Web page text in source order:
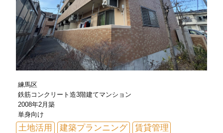
練馬区
鉄筋コンクリート造3階建てマンション
2008年2月築
単身向け
土地活用 建築プランニング
賃貸管理